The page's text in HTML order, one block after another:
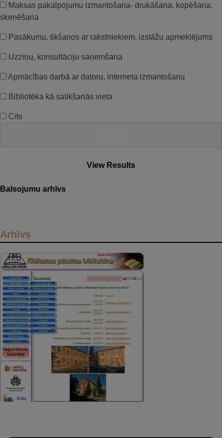
Maksas pakalpojumu izmantošana- drukāšana, kopēšana,
skenēšana
Pasākumu, tikšanos ar rakstniekiem, izstāžu apmeklējums
Uzziņu, konsultāciju saņemšana
Apmācības darbā ar datoru, interneta izmantošanu
Bibliotēka kā satikšanās vieta
Cits
View Results
Balsojumu arhīvs
Arhīvs